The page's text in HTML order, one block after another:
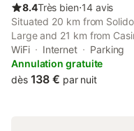
8.4Très bien⋅14 avis
Situated 20 km from
Large and 21 km from
appartement, lumineux
Morvan.
WiFi Internet
Parking
Annulation gratuite
dès 138 € par nuit